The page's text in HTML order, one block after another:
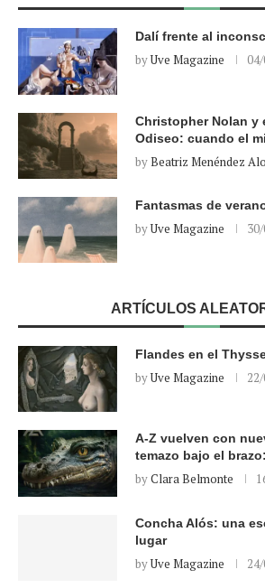
Dalí frente al
byUve Magazine
Christopher Nolan y
Odiseo: cuando el
byBeatriz Menéndez
Fantasmas de
byUve Magazine
ARTÍCULOS
Flandes en el
byUve Magazine
A-Z vuelven con
temazo bajo el
byClara Belmonte
Concha Alós: una
lugar
byUve Magazine